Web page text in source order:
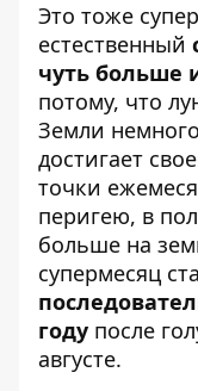
Это тоже
естественный
чуть больше
потому, что
Земли
достигает
точки
перигею, в
больше на
супермесяц
году после
августе.